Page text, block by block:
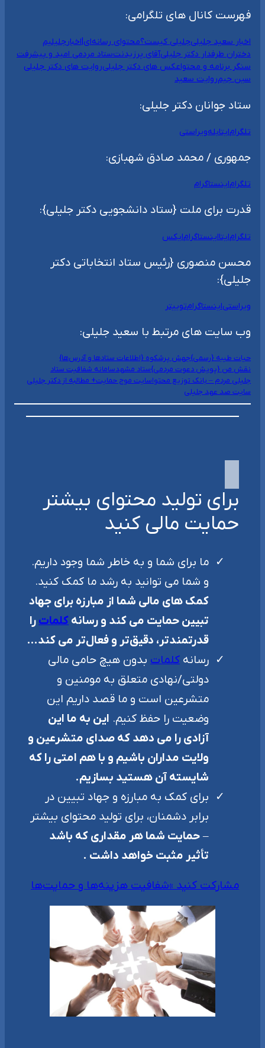
فهرست کانال های تلگرامی:
اخبار سعید جلیلیجلیلی کیست؟محتوای رسانه‌ای|اخبارجلیلیم
دختران طرفدار دکتر جلیلیآقای پرزیدنتستاد مردمی امید و پیشرفت
سنگر برنامه و محتواعکس های دکتر جلیلیروایت های دکتر جلیلی
سین جیمروایت سعید
ستاد جوانان دکتر جلیلی:
تلگرامایتابلهویراستی
جمهوری / محمد صادق شهبازی:
تلگراماینستاگرام
قدرت برای ملت {ستاد دانشجویی دکتر جلیلی}:
تلگرامایتااینستاگرامایکس
محسن منصوری {رئیس ستاد انتخاباتی دکتر
جلیلی}:
ویراستیاینستاگرامتوییتر
وب سایت های مرتبط با سعید جلیلی:
حیات طیبه {رسمی}جهش پرشکوه {اطلاعات ستادها و آدرس‌ها}
نقش من {پویش دعوت مردمی}ستاد مشهدسامانه شفافیت ستاد
جلیلی مردم – بانک توزیع محتواسایت موج حمایت+ مطالبه از دکتر جلیلی
سایت صد عهد جلیلی
برای تولید محتوای بیشتر
حمایت مالی کنید
ما برای شما و به خاطر شما وجود داریم.
و شما می توانید به رشد ما کمک کنید.
کمک های مالی شما از مبارزه برای جهاد
تبیین حمایت می کند و رسانه کلماترا
قدرتمندتر، دقیق‌تر و فعال‌تر می کند…
رسانه کلماتبدون هیچ حامی مالی
دولتی/نهادی متعلق به مومنین و
متشرعین است و ما قصد داریم این
وضعیت را حفظ کنیم. این به ما این
آزادی را می دهد که صدای متشرعین و
ولایت مداران باشیم و با هم امتی را که
شایسته آن هستید بسازیم.
برای کمک به مبارزه و جهاد تبیین در
برابر دشمنان، برای تولید محتوای بیشتر
–حمایت شما هر مقداری که باشد
تأثیر مثبت خواهد داشت .
مشارکت کنید »شفافیت هزینه‌ها و حمایت‌ها